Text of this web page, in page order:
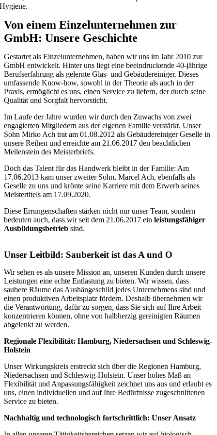
Hygiene.
Von einem Einzelunternehmen zur
GmbH: Unsere Geschichte
Gestartet als Einzelunternehmen, haben wir uns im Jahr 2010 zur
GmbH entwickelt. Hinter uns liegt eine beeindruckende 40-jährige
Berufserfahrung als gelernte Glas- und Gebäudereiniger. Dieses
umfassende Know-how, sowohl in der Theorie als auch in der
Praxis, ermöglicht es uns, einen Service zu liefern, der durch seine
Qualität und Sorgfalt hervorsticht.
Im Laufe der Jahre wurden wir durch den Zuwachs von zwei
engagierten Mitgliedern aus der eigenen Familie verstärkt. Unser
Sohn Mirko Ach trat am 01.08.2012 als Gebäudereiniger Geselle in
unsere Reihen und erreichte am 21.06.2017 den beachtlichen
Meilenstein des Meisterbriefs.
Doch das Talent für das Handwerk bleibt in der Familie: Am
17.06.2013 kam unser zweiter Sohn, Marcel Ach, ebenfalls als
Geselle zu uns und krönte seine Karriere mit dem Erwerb seines
Meistertitels am 17.09.2020.
Diese Errungenschaften stärken nicht nur unser Team, sondern
bedeuten auch, dass wir seit dem 21.06.2017 ein leistungsfähiger
Ausbildungsbetrieb sind.
Unser Leitbild: Sauberkeit ist das A und O
Wir sehen es als unsere Mission an, unseren Kunden durch unsere
Leistungen eine echte Entlastung zu bieten. Wir wissen, dass
saubere Räume das Aushängeschild jedes Unternehmens sind und
einen produktiven Arbeitsplatz fördern. Deshalb übernehmen wir
die Verantwortung, dafür zu sorgen, dass Sie sich auf Ihre Arbeit
konzentrieren können, ohne von halbherzig gereinigten Räumen
abgelenkt zu werden.
Regionale Flexibilität: Hamburg, Niedersachsen und Schleswig-
Holstein
Unser Wirkungskreis erstreckt sich über die Regionen Hamburg,
Niedersachsen und Schleswig-Holstein. Unser hohes Maß an
Flexibilität und Anpassungsfähigkeit zeichnet uns aus und erlaubt es
uns, einen individuellen und auf Ihre Bedürfnisse zugeschnittenen
Service zu bieten.
Nachhaltig und technologisch fortschrittlich: Unser Ansatz